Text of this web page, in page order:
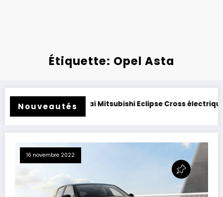
Étiquette: Opel Asta
Nouveautés
Essai Mitsubishi Eclipse Cross électrique 2026 :
16 novembre 2022